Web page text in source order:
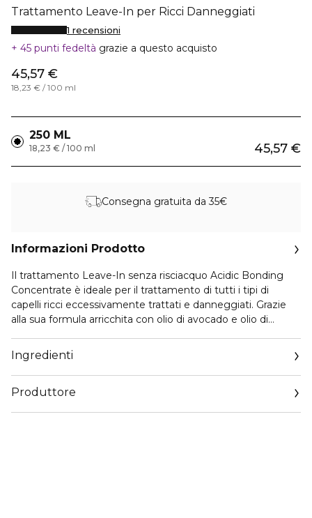
Trattamento Leave-In per Ricci Danneggiati
1 recensioni
45 punti fedeltà grazie a questo acquisto
45,57 €
18,23 € / 100 ml
250 ML
45,57 €
18,23 € / 100 ml
Consegna gratuita da 35€
Informazioni Prodotto
Il trattamento Leave-In senza risciacquo Acidic Bonding
Concentrate è ideale per il trattamento di tutti i tipi di
capelli ricci eccessivamente trattati e danneggiati. Grazie
alla sua formula arricchita con olio di avocado e olio di
capelli appaiono più luminosi e idratati fino a 4 giorni ** e
migliora la districabilità del capello fino al 91%*** *routine
Acidc Bonding Curls con shampoo, conditioner e
trattamento leave-in vs. shampoo non condizionato **test
Ingredienti
Produttore